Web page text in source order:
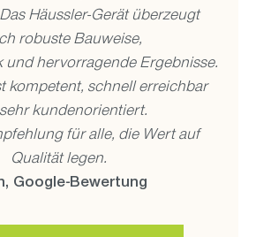
Häussler-Gerät überzeugt
robuste Bauweise,
und hervorragende Ergebnisse.
kompetent, schnell erreichbar
kundenorientiert.
für alle, die Wert auf
Qualität legen.
Google-Bewertung